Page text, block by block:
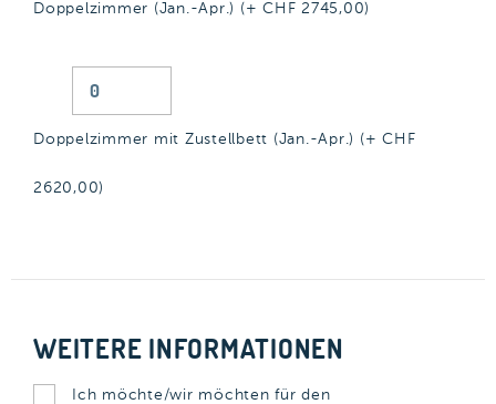
Doppelzimmer (Jan.-Apr.) (+ CHF 2745,00)
Doppelzimmer mit Zustellbett (Jan.-Apr.) (+ CHF
2620,00)
WEITERE INFORMATIONEN
Ich möchte/wir möchten für den